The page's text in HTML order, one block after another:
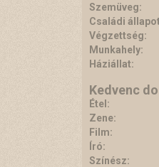
Szemüveg:
Családi
Végzettség:
Munkahely:
Háziállat:
Kedvenc
Étel:
Zene:
Film:
Író:
Színész: